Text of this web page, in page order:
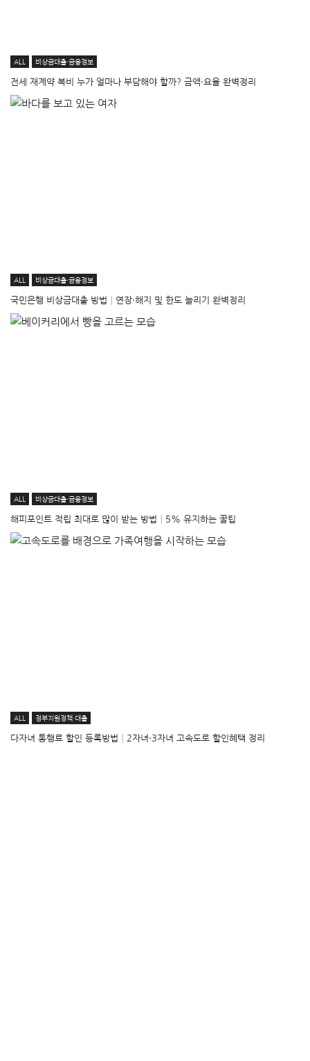
ALL 비상금대출·금융정보
전세 재계약 복비 누가 얼마나 부담해야 할까? 금액·요율 완벽정리
ALL 비상금대출·금융정보
국민은행 비상금대출 방법│연장·해지 및 한도 늘리기 완벽정리
ALL 비상금대출·금융정보
해피포인트 적립 최대로 많이 받는 방법│5% 유지하는 꿀팁
ALL 정부지원정책·대출
다자녀 통행료 할인 등록방법│2자녀·3자녀 고속도로 할인혜택 정리